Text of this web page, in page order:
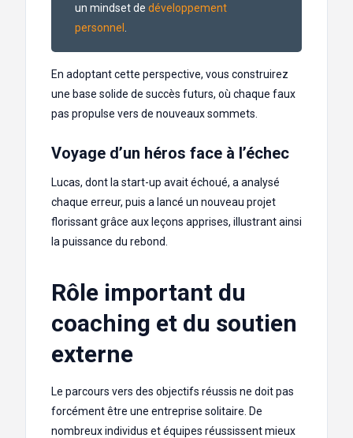
un mindset de développement
personnel
En adoptant cette perspective, vous construirez
une base solide de succès futurs, où chaque faux
pas propulse vers de nouveaux sommets.
Voyage d’un héros face à l’échec
Lucas, dont la start-up avait échoué, a analysé
chaque erreur, puis a lancé un nouveau projet
florissant grâce aux leçons apprises, illustrant ainsi
la puissance du rebond.
Rôle important du
coaching et du soutien
externe
Le parcours vers des objectifs réussis ne doit pas
forcément être une entreprise solitaire. De
nombreux individus et équipes réussissent mieux